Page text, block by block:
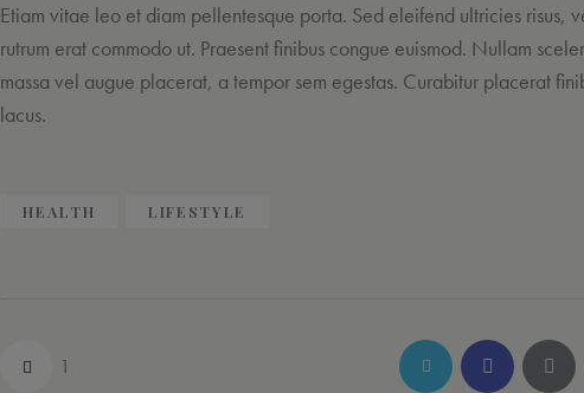
Etiam vitae leo et diam pellentesque porta. Sed eleifend ultricies risus,
rutrum erat commodo ut. Praesent finibus congue euismod. Nullam
massa vel augue placerat, a tempor sem egestas. Curabitur placerat
lacus.
HEALTH LIFESTYLE
1